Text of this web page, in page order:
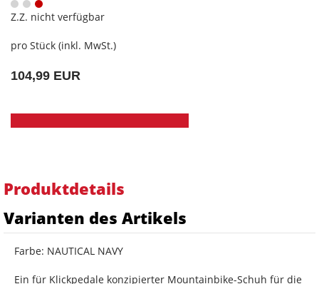
Z.Z. nicht verfügbar
pro Stück (inkl. MwSt.)
104,99 EUR
Produktdetails
Varianten des Artikels
Farbe: NAUTICAL NAVY
Ein für Klickpedale konzipierter Mountainbike-Schuh für die